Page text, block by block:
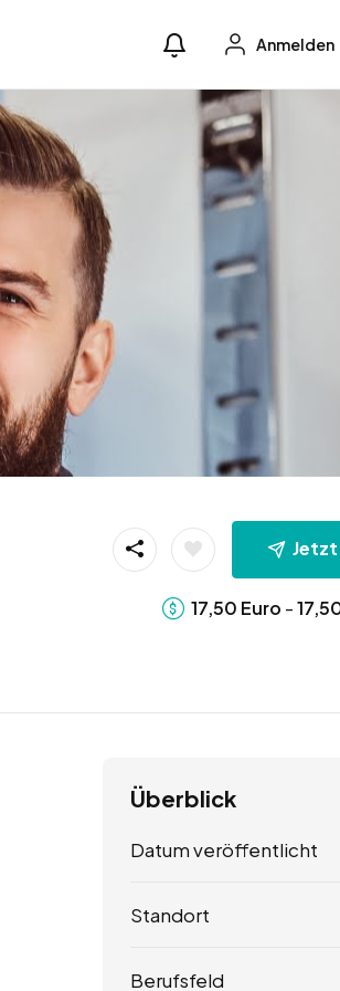
Anmelden
17,50 Euro -
Überblick
Datum veröffentlicht
Standort
Berufsfeld